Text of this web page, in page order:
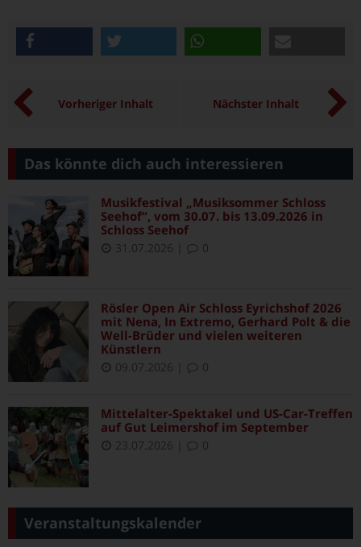
Vorheriger Inhalt Nächster Inhalt
Das könnte dich auch interessieren
Musikfestival „Musiksommer Schloss
Seehof“, vom 30.07. bis 13.09.2026 in
Schloss Seehof
31.07.2026 0
Rösler Open Air Schloss Eyrichshof 2026
mit Nena, In Extremo, Gerhard Polt & die
Well-Brüder und vielen weiteren
Künstlern
09.07.2026 0
Mittelalter-Spektakel und US-Car-Treffen
auf Gut Leimershof im September
23.07.2026 0
Veranstaltungskalender